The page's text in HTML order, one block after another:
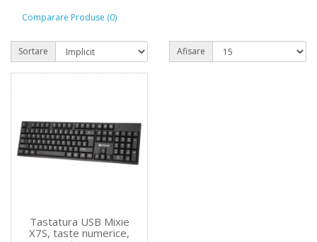
Comparare Produse (0)
Sortare Afisare
Tastatura USB Mixie
X7S, taste numerice,